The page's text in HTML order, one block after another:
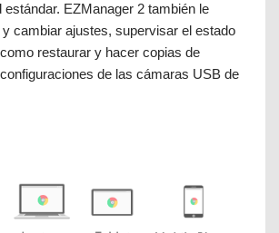
estándar. EZManager 2 también le
cambiar ajustes, supervisar el estado
restaurar y hacer copias de
de las cámaras USB de